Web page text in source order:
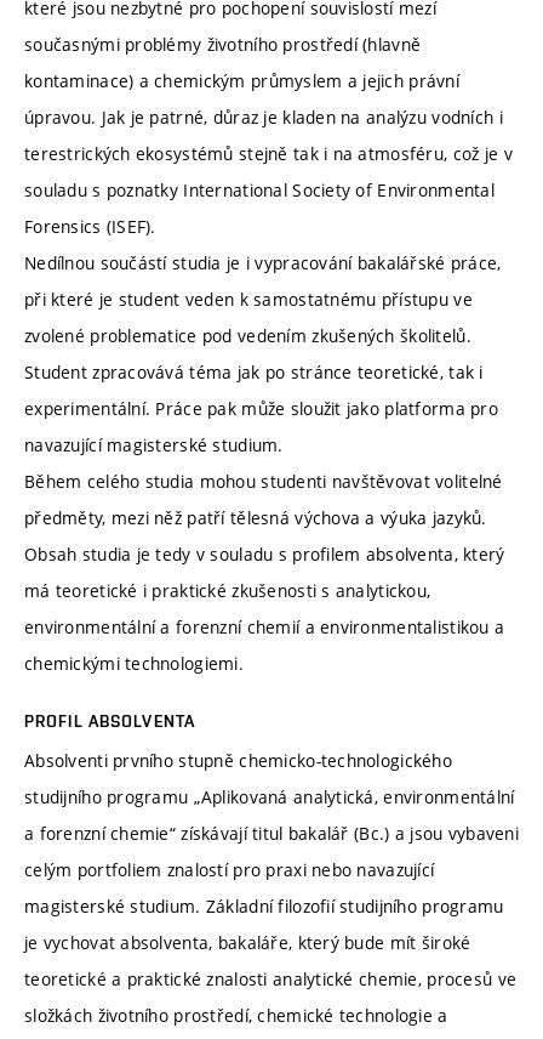
které jsou nezbytné pro pochopení souvislostí mezí
současnými problémy životního prostředí (hlavně
kontaminace) a chemickým průmyslem a jejich právní
úpravou. Jak je patrné, důraz je kladen na analýzu vodních i
terestrických ekosystémů stejně tak i na atmosféru, což je v
souladu s poznatky International Society of Environmental
Forensics (ISEF).
Nedílnou součástí studia je i vypracování bakalářské práce,
při které je student veden k samostatnému přístupu ve
zvolené problematice pod vedením zkušených školitelů.
Student zpracovává téma jak po stránce teoretické, tak i
experimentální. Práce pak může sloužit jako platforma pro
navazující magisterské studium.
Během celého studia mohou studenti navštěvovat volitelné
předměty, mezi něž patří tělesná výchova a výuka jazyků.
Obsah studia je tedy v souladu s profilem absolventa, který
má teoretické i praktické zkušenosti s analytickou,
environmentální a forenzní chemií a environmentalistikou a
chemickými technologiemi.
PROFIL ABSOLVENTA
Absolventi prvního stupně chemicko-technologického
studijního programu „Aplikovaná analytická, environmentální
a forenzní chemie“ získávají titul bakalář (Bc.) a jsou vybaveni
celým portfoliem znalostí pro praxi nebo navazující
magisterské studium. Základní filozofií studijního programu
je vychovat absolventa, bakaláře, který bude mít široké
teoretické a praktické znalosti analytické chemie, procesů ve
složkách životního prostředí, chemické technologie a